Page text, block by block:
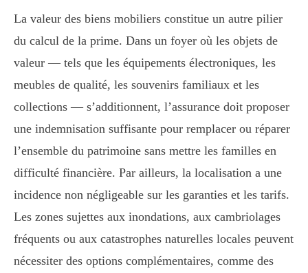
La valeur des biens mobiliers constitue un autre pilier
du calcul de la prime. Dans un foyer où les objets de
valeur — tels que les équipements électroniques, les
meubles de qualité, les souvenirs familiaux et les
collections — s’additionnent, l’assurance doit proposer
une indemnisation suffisante pour remplacer ou réparer
l’ensemble du patrimoine sans mettre les familles en
difficulté financière. Par ailleurs, la localisation a une
incidence non négligeable sur les garanties et les tarifs.
Les zones sujettes aux inondations, aux cambriolages
fréquents ou aux catastrophes naturelles locales peuvent
nécessiter des options complémentaires, comme des